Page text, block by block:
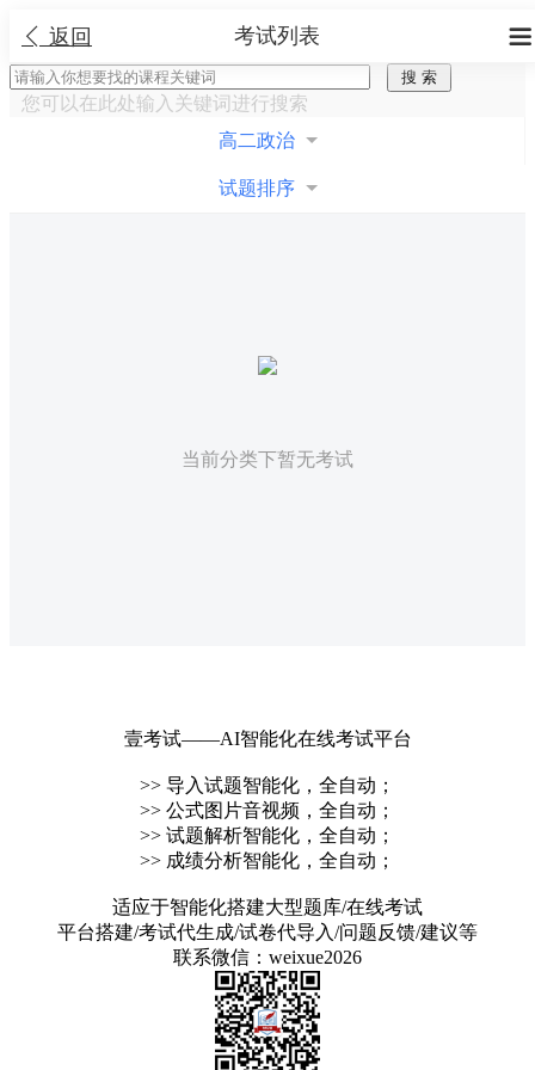
 返回 
考试列表
您可以在此处输入关键词进行搜索
高二政治
试题排序
当前分类下暂无考试
壹考试——AI智能化在线考试平台
>> 导入试题智能化，全自动；
>> 公式图片音视频，全自动；
>> 试题解析智能化，全自动；
>> 成绩分析智能化，全自动；
适应于智能化搭建大型题库/在线考试
平台搭建/考试代生成/试卷代导入/问题反馈/建议等
联系微信：weixue2026